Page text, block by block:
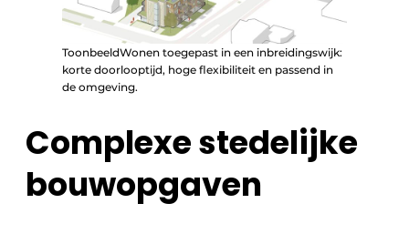
ToonbeeldWonen toegepast in een inbreidingswijk:
korte doorlooptijd, hoge flexibiliteit en passend in
de omgeving.
Complexe stedelijke
bouwopgaven